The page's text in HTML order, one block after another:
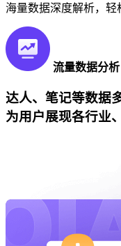
海量数据深度解析，轻
流量数据分析
达人、笔记等数据
为用户展现各行业